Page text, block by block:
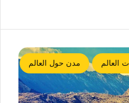
العالم مدن حول العالم